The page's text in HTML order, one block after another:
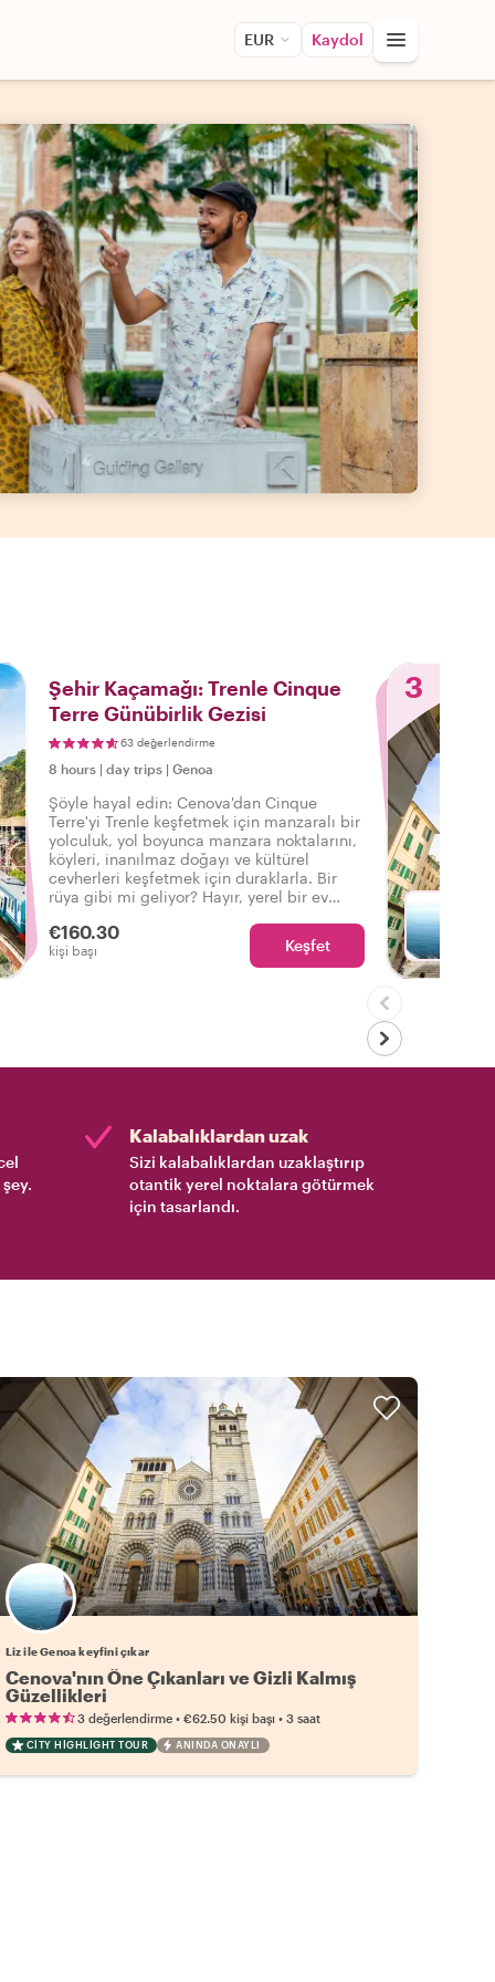
EUR Kaydol
Şehir Kaçamağı: Trenle Cinque
Terre Günübirlik Gezisi
63 değerlendirme
8 hours | day trips | Genoa
Şöyle hayal edin: Cenova'dan Cinque
Terre'yi Trenle keşfetmek için manzaralı bir
yolculuk, yol boyunca manzara noktalarını,
köyleri, inanılmaz doğayı ve kültürel
cevherleri keşfetmek için duraklarla. Bir
rüya gibi mi geliyor? Hayır, yerel bir ev
günü gezisiyle mümkün!
€160.30
kişi başı Keşfet
3
Kalabalıklardan uzak
Sizi kalabalıklardan uzaklaştırıp
otantik yerel noktalara götürmek
için tasarlandı.
Liz ile Genoa keyfini çıkar
Cenova'nın Öne Çıkanları ve Gizli Kalmış
Güzellikleri
3 değerlendirme• €62.50 kişi başı• 3 saat
CITY HIGHLIGHT TOUR ANINDA ONAYLI